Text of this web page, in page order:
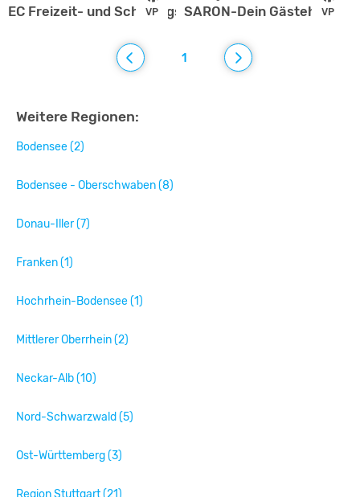
VP
EC Freizeit- und Schulungszentrum Dobel VP
SARON-Dein Gästehaus
1
Weitere Regionen:
Bodensee (2)
Bodensee - Oberschwaben (8)
Donau-Iller (7)
Franken (1)
Hochrhein-Bodensee (1)
Mittlerer Oberrhein (2)
Neckar-Alb (10)
Nord-Schwarzwald (5)
Ost-Württemberg (3)
Region Stuttgart (21)